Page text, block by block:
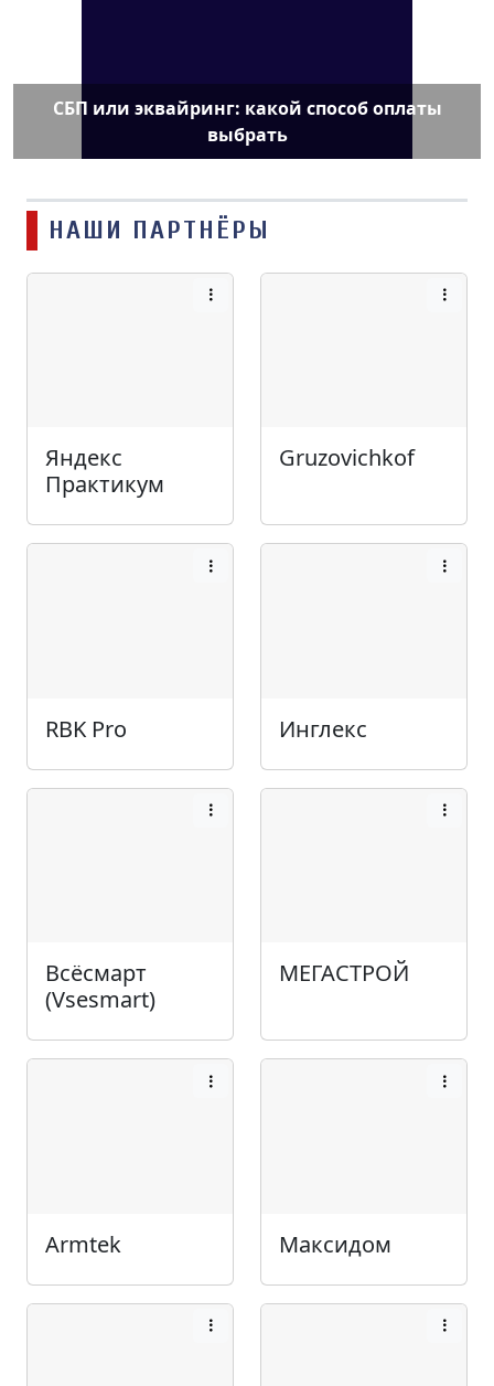
СБП или эквайринг: какой способ оплаты
выбрать
НАШИ ПАРТНЁРЫ
Яндекс
Практикум
Gruzovichkof
RBK Pro Инглекс
Всёсмарт
(Vsesmart)
МЕГАСТРОЙ
Armtek Максидом